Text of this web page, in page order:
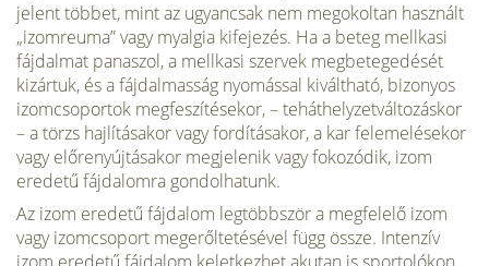
jelent többet, mint az ugyancsak nem megokoltan használt
„izomreuma” vagy myalgia kifejezés. Ha a beteg mellkasi
fájdalmat panaszol, a mellkasi szervek megbetegedését
kizártuk, és a fájdalmasság nyomással kiváltható, bizonyos
izomcsoportok megfeszítésekor, – teháthelyzetváltozáskor
– a törzs hajlításakor vagy fordításakor, a kar felemelésekor
vagy előrenyújtásakor megjelenik vagy fokozódik, izom
eredetű fájdalomra gondolhatunk.
Az izom eredetű fájdalom legtöbbször a megfelelő izom
vagy izomcsoport megerőltetésével függ össze. Intenzív